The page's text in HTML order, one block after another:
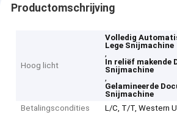
Productomschrijving
Hoog licht
Volledig
Lege Snijmachine
,
In reliëf makende
Snijmachine
,
Gelamineerde
Snijmachine
Betalingscondities
L/C, T/T, Western